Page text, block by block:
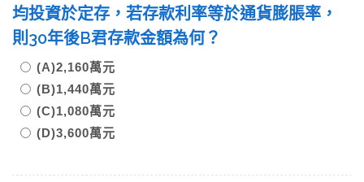
均投資於定存，若存款利率等於通貨膨脹率，
則30年後B君存款金額為何？
(A)2,160萬元
(B)1,440萬元
(C)1,080萬元
(D)3,600萬元